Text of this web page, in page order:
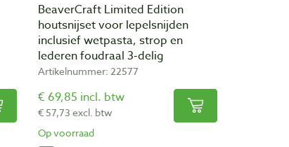
BeaverCraft Limited Edition
houtsnijset voor lepelsnijden
inclusief wetpasta, strop en
lederen foudraal 3-delig
Artikelnummer: 22577
€ 69,85 incl. btw
€ 57,73 excl. btw
Op voorraad